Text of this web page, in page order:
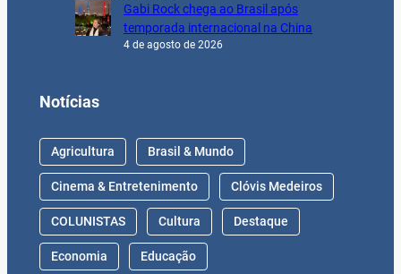
Gabi Rock chega ao Brasil após
temporada internacional na China
4 de agosto de 2026
Notícias
Agricultura Brasil & Mundo
Cinema & Entretenimento Clóvis Medeiros
COLUNISTAS Cultura Destaque
Economia Educação